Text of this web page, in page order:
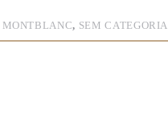
MONTBLANC, SEM CATEGORIA